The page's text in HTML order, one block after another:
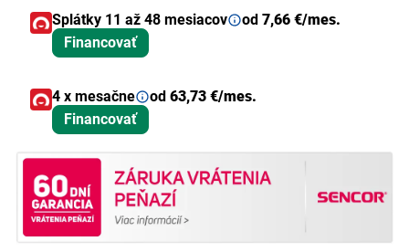
Splátky 11 až 48 mesiacov
od 7,66 €/mes.
Financovať
4 x mesačne od 63,73 €/mes.
Financovať